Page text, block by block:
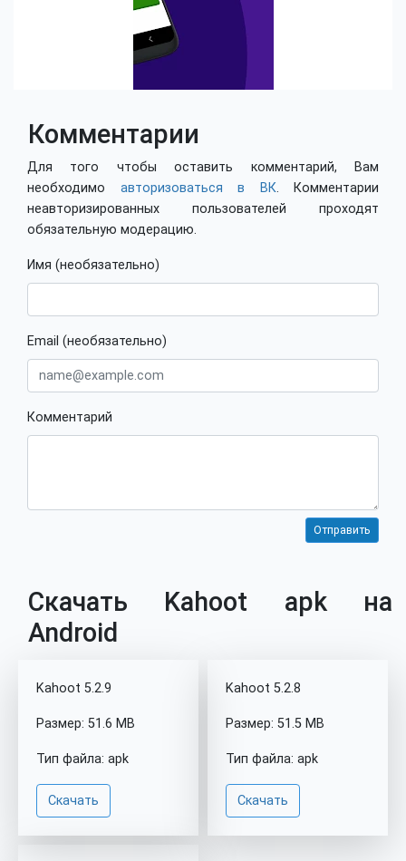
Комментарии
Для того чтобы оставить комментарий, Вам
необходимо авторизоваться в ВК. Комментарии
неавторизированных пользователей проходят
обязательную модерацию.
Имя (необязательно)
Email (необязательно)
Комментарий
Скачать Kahoot apk на
Android
Kahoot 5.2.9
Размер: 51.6 MB
Тип файла: apk
Скачать
Kahoot 5.2.8
Размер: 51.5 MB
Тип файла: apk
Скачать